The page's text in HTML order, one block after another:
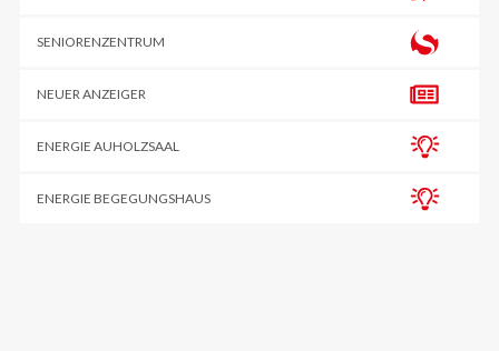
SENIORENZENTRUM
NEUER ANZEIGER
ENERGIE AUHOLZSAAL
ENERGIE BEGEGUNGSHAUS